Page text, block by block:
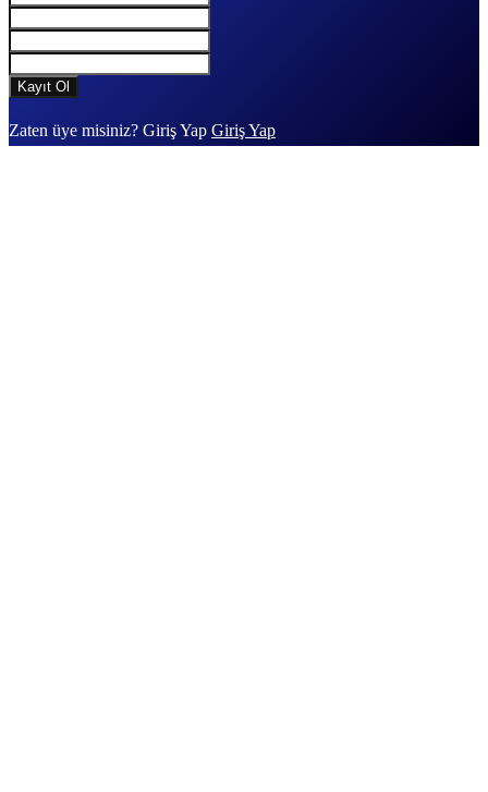
Zaten üye misiniz? Giriş Yap Giriş Yap